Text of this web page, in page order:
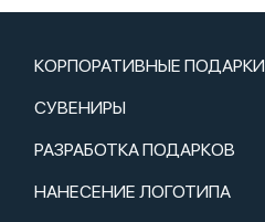
КОРПОРАТИВНЫЕ ПОДАРКИ
СУВЕНИРЫ
РАЗРАБОТКА ПОДАРКОВ
НАНЕСЕНИЕ ЛОГОТИПА